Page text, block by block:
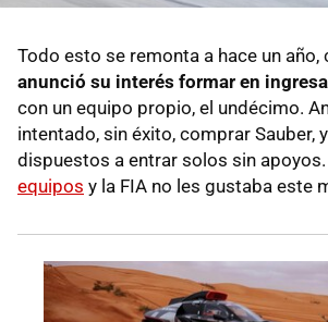
Todo esto se remonta a hace un año,
anunció su interés formar en
con un equipo propio, el undécimo.
intentado, sin éxito, comprar Sauber,
dispuestos a entrar solos sin
equipos y la FIA no les gustaba este